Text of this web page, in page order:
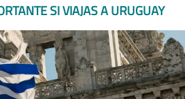
SI VIAJAS A URUGUAY